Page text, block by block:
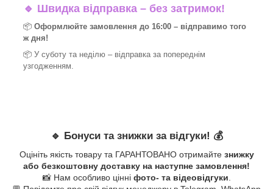
🔹 Швидка відправка – без затримок!
📦 Оформлюйте замовлення до 16:00 – відправимо того
ж дня!
📦 У суботу та неділю – відправка за попереднім
узгодженням.
🔹 Бонуси та знижки за відгуки! 💰
Оцініть якість товару та ГАРАНТОВАНО отримайте знижку
або безкоштовну доставку на наступне замовлення!
📸 Нам особливо цінні фото- та відеовідгуки.